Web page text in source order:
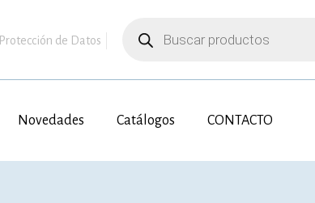
Protección de Datos
productos
Novedades Catálogos CONTACTO